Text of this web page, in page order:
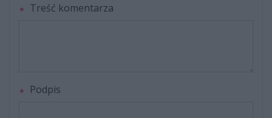
Treść komentarza
Podpis